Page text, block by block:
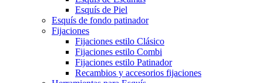
Esquís de Piel
Esquís de fondo patinador
Fijaciones
Fijaciones estilo Clásico
Fijaciones estilo Combi
Fijaciones estilo Patinador
Recambios y accesorios fijaciones